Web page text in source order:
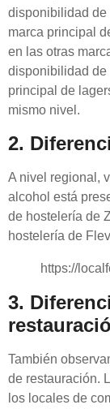
disponibilidad de
marca principal
en las otras
disponibilidad de
principal de
mismo nivel.
2.
A nivel regional,
alcohol está
de hostelería de
hostelería de
https://
3.
También
de restauración.
los locales de